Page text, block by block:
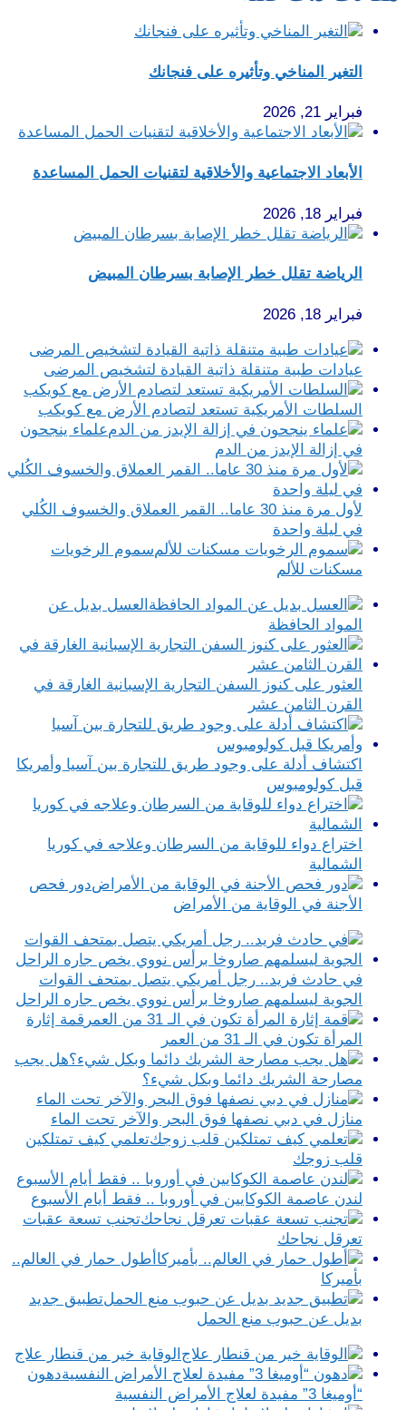
التغير المناخي وتأثيره على فنجانك
فبراير 21, 2026
الأبعاد الاجتماعية والأخلاقية لتقنيات الحمل المساعدة
فبراير 18, 2026
الرياضة تقلل خطر الإصابة بسرطان المبيض
فبراير 18, 2026
عيادات طبية متنقلة ذاتية القيادة لتشخيص المرضى
السلطات الأمريكية تستعد لتصادم الأرض مع كويكب
علماء ينجحون
في إزالة الإيدز من الدم
لأول مرة منذ 30 عاما.. القمر العملاق والخسوف الكُلي
في ليلة واحدة
سموم الرخويات
مسكنات للألم
العسل بديل عن
المواد الحافظة
العثور على كنوز السفن التجارية الإسبانية الغارقة في
القرن الثامن عشر
اكتشاف أدلة على وجود طريق للتجارة بين آسيا وأمريكا
قبل كولومبوس
اختراع دواء للوقاية من السرطان وعلاجه في كوريا
الشمالية
دور فحص
الأجنة في الوقاية من الأمراض
في حادث فريد.. رجل أمريكي يتصل بمتحف القوات
الجوية ليسلمهم صاروخا برأس نووي يخص جاره الراحل
قمة إثارة
المرأة تكون في الـ 31 من العمر
هل يجب
مصارحة الشريك دائما وبكل شيء؟
منازل في دبي نصفها فوق البحر والآخر تحت الماء‎
تعلمي كيف تمتلكين
قلب زوجك
لندن عاصمة الكوكايين في أوروبا .. فقط أيام الأسبوع
تجنب تسعة عقبات
تعرقل نجاحك
أطول حمار في العالم..
بأميركا
تطبيق جديد
بديل عن حبوب منع الحمل
الوقاية خير من قنطار علاج
دهون
“أوميغا 3” مفيدة لعلاج الأمراض النفسية